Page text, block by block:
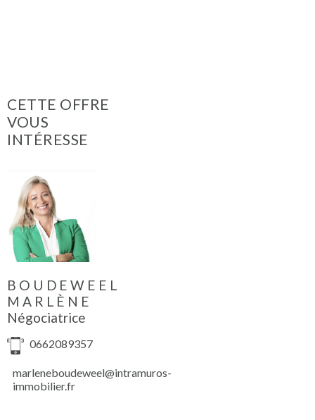
CETTE OFFRE
VOUS
INTÉRESSE
BOUDEWEEL
MARLÈNE
Négociatrice
0662089357
marleneboudeweel@intramuros-
immobilier.fr